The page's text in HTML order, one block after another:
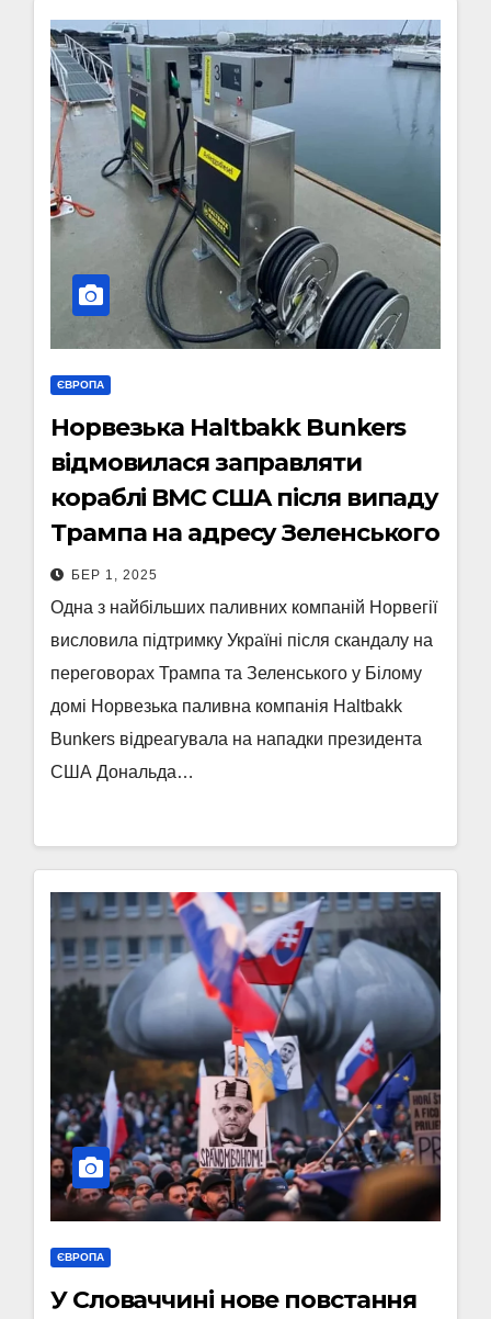
ЄВРОПА
Норвезька Haltbakk Bunkers
відмовилася заправляти
кораблі ВМС США після випаду
Трампа на адресу Зеленського
БЕР 1, 2025
Одна з найбільших паливних компаній Норвегії
висловила підтримку Україні після скандалу на
переговорах Трампа та Зеленського у Білому
домі Норвезька паливна компанія Haltbakk
Bunkers відреагувала на нападки президента
США Дональда…
ЄВРОПА
У Словаччині нове повстання